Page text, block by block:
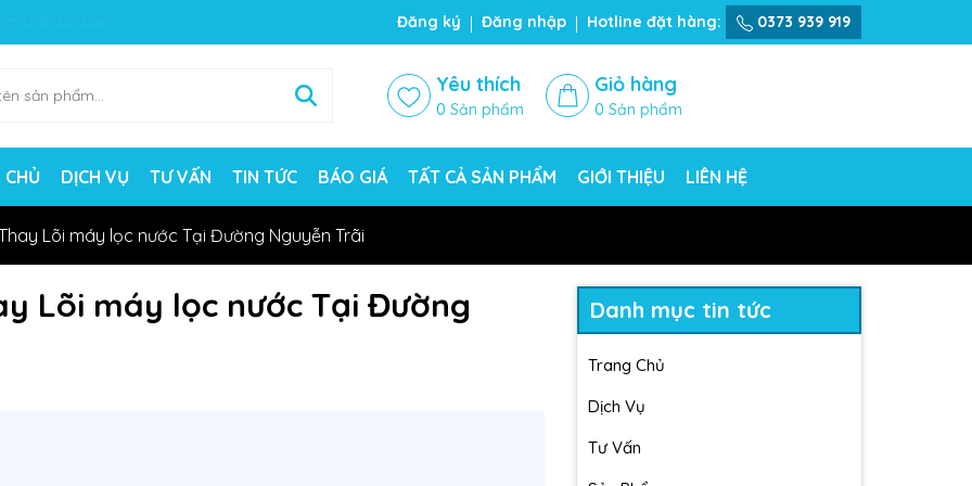
chờ đợi bạn Đăng ký Đăng nhập Hotline đặt hàng: 0373 939 919
Yêu thích
0 Sản phẩm
Giỏ hàng
0 Sản phẩm
DỊCH VỤ TƯ VẤN TIN TỨC BÁO GIÁ TẤT CẢ SẢN PHẨM GIỚI THIỆU LIÊN HỆ
Lõi máy lọc nước Tại Đường Nguyễn Trãi
Lõi máy lọc nước Tại Đường
Danh mục tin tức
Trang Chủ
Dịch Vụ
Tư Vấn